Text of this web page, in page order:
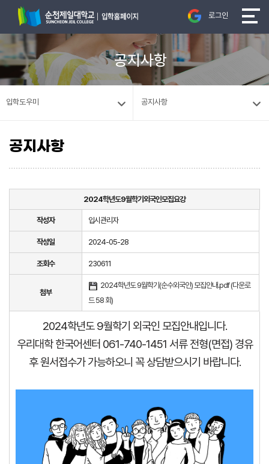
로그인
공지사항
입학도우미 공지사항
공지사항
2024학년도9월학기외국인모집요강
작성자 입시관리자
작성일 2024-05-28
조회수 230611
첨부
2024학년도 9월학기(순수외국인) 모집안내.pdf (다운로
드 58 회)
2024학년도 9월학기 외국인 모집안내입니다.
우리대학 한국어센터 061-740-1451 서류 전형(면접) 경유
후 원서접수가 가능하오니 꼭 상담받으시기 바랍니다.